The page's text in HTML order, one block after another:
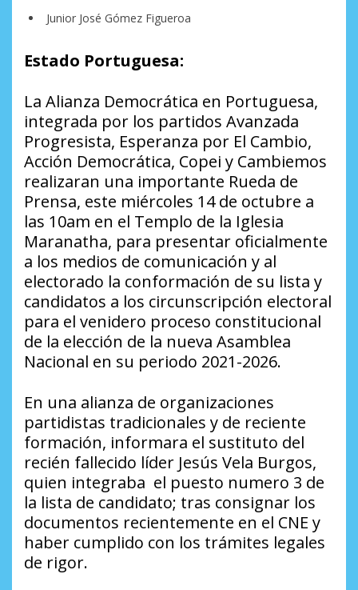
Junior José Gómez Figueroa
Estado Portuguesa:
La Alianza Democrática en Portuguesa,
integrada por los partidos Avanzada
Progresista, Esperanza por El Cambio,
Acción Democrática, Copei y Cambiemos
realizaran una importante Rueda de
Prensa, este miércoles 14 de octubre a
las 10am en el Templo de la Iglesia
Maranatha, para presentar oficialmente
a los medios de comunicación y al
electorado la conformación de su lista y
candidatos a los circunscripción electoral
para el venidero proceso constitucional
de la elección de la nueva Asamblea
Nacional en su periodo 2021-2026.
En una alianza de organizaciones
partidistas tradicionales y de reciente
formación, informara el sustituto del
recién fallecido líder Jesús Vela Burgos,
quien integraba el puesto numero 3 de
la lista de candidato; tras consignar los
documentos recientemente en el CNE y
haber cumplido con los trámites legales
de rigor.